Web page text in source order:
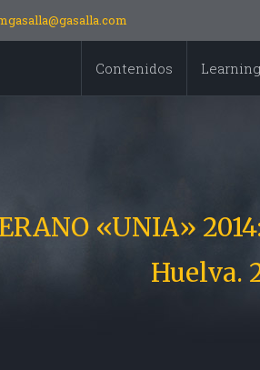
Contenidos
«UNIA»
Huelva.